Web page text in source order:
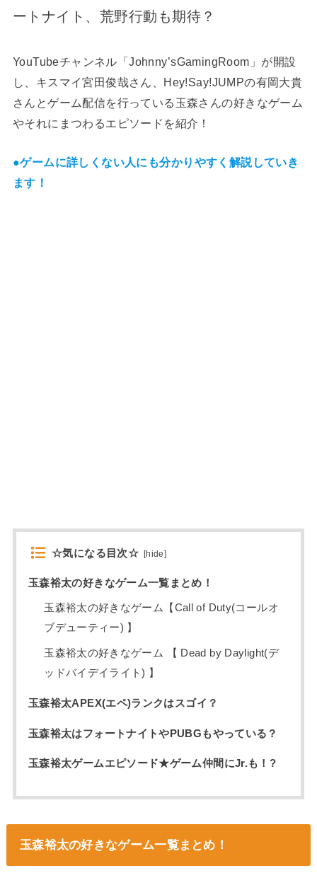
ートナイト、荒野行動も期待？
YouTubeチャンネル「Johnny’sGamingRoom」が開設
し、キスマイ宮田俊哉さん、Hey!Say!JUMPの有岡大貴
さんとゲーム配信を行っている玉森さんの好きなゲーム
やそれにまつわるエピソードを紹介！
●ゲームに詳しくない人にも分かりやすく解説していき
ます！
☆気になる目次☆ [hide]
玉森裕太の好きなゲーム一覧まとめ！
玉森裕太の好きなゲーム【Call of Duty(コールオ
ブデューティー) 】
玉森裕太の好きなゲーム 【 Dead by Daylight(デ
ッドバイデイライト) 】
玉森裕太APEX(エペ)ランクはスゴイ？
玉森裕太はフォートナイトやPUBGもやっている？
玉森裕太ゲームエピソード★ゲーム仲間にJr.も！?
玉森裕太の好きなゲーム一覧まとめ！